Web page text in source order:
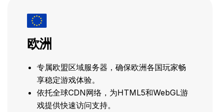
欧洲
专属欧盟区域服务器，确保欧洲各国玩家畅
享稳定游戏体验。
依托全球CDN网络，为HTML5和WebGL游
戏提供快速访问支持。